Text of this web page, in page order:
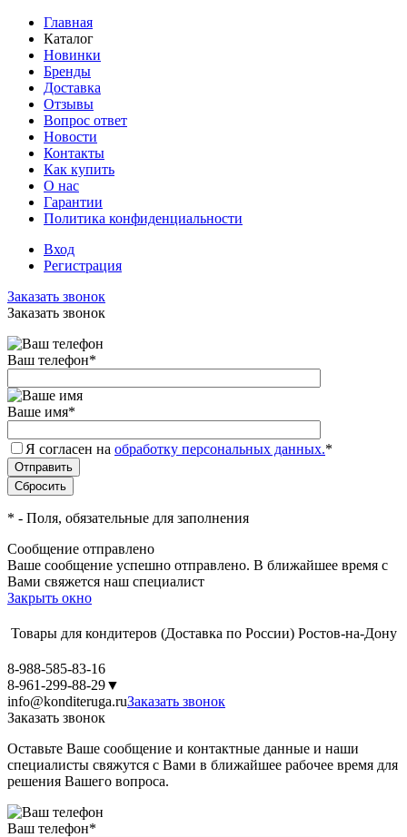
Главная
Каталог
Новинки
Бренды
Доставка
Отзывы
Вопрос ответ
Новости
Контакты
Как купить
О нас
Гарантии
Политика конфиденциальности
Вход
Регистрация
Заказать звонок
Заказать звонок
Ваш телефон*
Ваше имя*
Я согласен на обработку персональных данных.*
* - Поля, обязательные для заполнения
Сообщение отправлено
Ваше сообщение успешно отправлено. В ближайшее время с
Вами свяжется наш специалист
Закрыть окно
Товары для кондитеров (Доставка по России) Ростов-на-Дону
8-988-585-83-16
8-961-299-88-29▼
info@konditeruga.ruЗаказать звонок
Заказать звонок
Оставьте Ваше сообщение и контактные данные и наши
специалисты свяжутся с Вами в ближайшее рабочее время для
решения Вашего вопроса.
Ваш телефон*